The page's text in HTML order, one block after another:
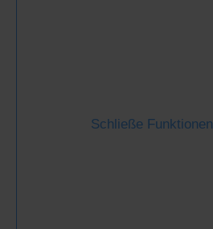
Schließe Funktionen